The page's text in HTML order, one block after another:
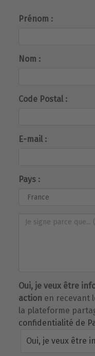
Prénom :
Nom :
Code Postal :
E-mail :
Pays :
Oui, je veux être
action en recevant
la plateforme
confidentialité de
Oui, je veux être